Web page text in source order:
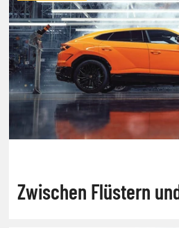
Zwischen Flüstern